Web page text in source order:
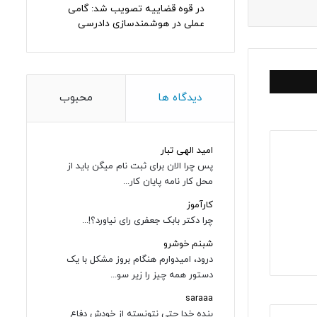
در قوه قضاییه تصویب شد: گامی
عملی در هوشمندسازی دادرسی
دیدگاه ها محبوب
امید الهی تبار
پس چرا الان برای ثبت نام میگن باید از
محل کار نامه پایان کار...
کارآموز
چرا دکتر بابک جعفری رای نیاورد؟!...
شبنم خوشرو
درود، امیدوارم هنگام بروز مشکل با یک
دستور همه چیز را زیر سو...
saraaa
بنده خدا حتی نتونسته از خودش دفاع